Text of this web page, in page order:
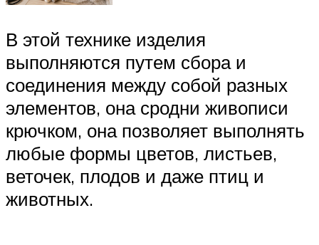
В этой технике изделия
выполняются путем сбора и
соединения между собой разных
элементов, она сродни живописи
крючком, она позволяет выполнять
любые формы цветов, листьев,
веточек, плодов и даже птиц и
животных.